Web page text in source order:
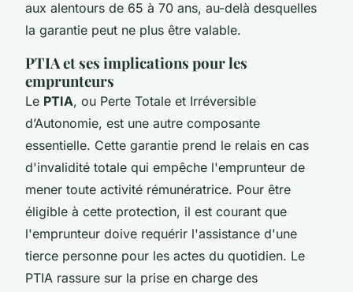
aux alentours de 65 à 70 ans, au-delà desquelles
la garantie peut ne plus être valable.
PTIA et ses implications pour les
emprunteurs
Le PTIA, ou Perte Totale et Irréversible
d’Autonomie, est une autre composante
essentielle. Cette garantie prend le relais en cas
d'invalidité totale qui empêche l'emprunteur de
mener toute activité rémunératrice. Pour être
éligible à cette protection, il est courant que
l'emprunteur doive requérir l'assistance d'une
tierce personne pour les actes du quotidien. Le
PTIA rassure sur la prise en charge des